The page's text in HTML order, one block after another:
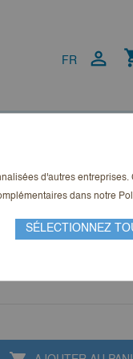
FR 
Ausgabe 2-
d'autres entreprises.
dans notre
SÉLECTIONNEZ